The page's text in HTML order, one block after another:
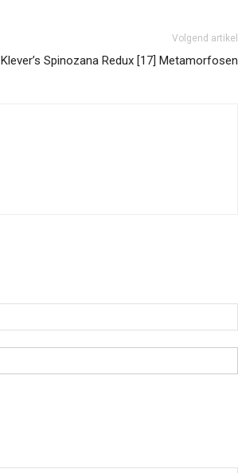
Volgend artikel
Klever’s Spinozana Redux [17] Metamorfosen